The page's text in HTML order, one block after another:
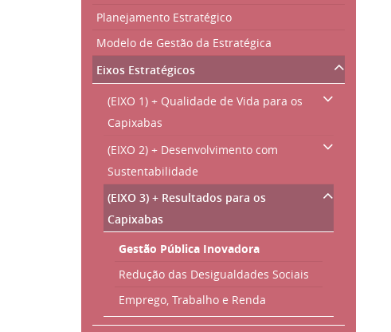
Planejamento Estratégico
Modelo de Gestão da Estratégica
Eixos Estratégicos
(EIXO 1) + Qualidade de Vida para os
Capixabas
(EIXO 2) + Desenvolvimento com
Sustentabilidade
(EIXO 3) + Resultados para os
Capixabas
Gestão Pública Inovadora
Redução das Desigualdades Sociais
Emprego, Trabalho e Renda